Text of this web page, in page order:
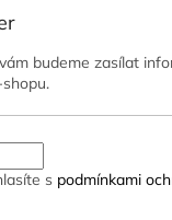
budeme zasílat
s podmínkami